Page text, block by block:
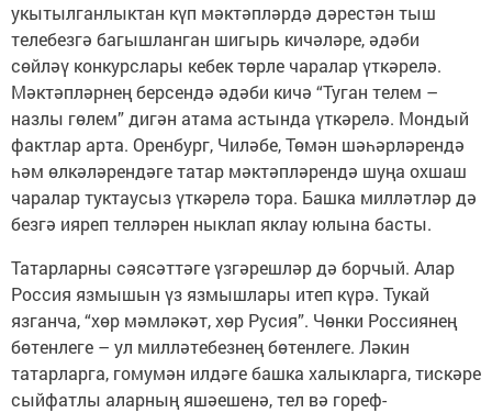
укытылганлыктан күп мәктәпләрдә дәрестән тыш
телебезгә багышланган шигырь кичәләре, әдәби
сөйләү конкурслары кебек төрле чаралар үткәрелә.
Мәктәп­ләрнең берсендә әдәби кичә “Туган телем –
назлы гөлем” дигән атама астында үткәрелә. Мондый
фактлар арта. Оренбург, Чиләбе, Төмән шәһәрләрендә
һәм өлкәләрендәге татар мәктәпләрендә шуңа охшаш
чаралар туктаусыз үткәрелә тора. Башка милләтләр дә
безгә ияреп телләрен ныклап яклау юлына басты.
Татарларны сәясәттәге үзгәреш­ләр дә борчый. Алар
Россия язмышын үз язмышлары итеп күрә. Тукай
язганча, “хөр мәмләкәт, хөр Русия”. Чөнки Россиянең
бөтенлеге – ул милләтебезнең бөтенлеге. Ләкин
татарларга, гомумән илдәге башка халыкларга, тискәре
сыйфатлы аларның яшәешенә, тел вә гореф-